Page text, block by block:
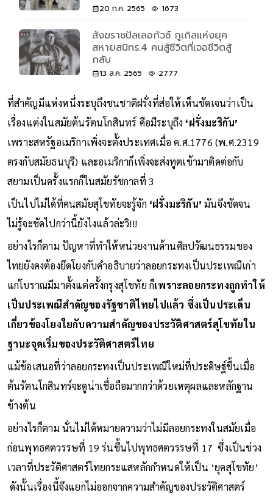
20 ก.ค. 2565 1673
สังฆราชปัลเลอกัวซ์ กูเกิลแห่งยุค
สหายสนิทร.4 คนสู้ชีวิตที่เจอชีวิตสู้
กลับ
13 ส.ค. 2565 2777
ที่สำคัญมีแห่งหนึ่งระบุถึงชนชาติฝรั่งที่ส่อให้เห็นชัดเจนว่าเป็น
เรื่องแต่งในสมัยต้นรัตนโกสินทร์ คือมีระบุถึง ‘ฝรั่งมะริกัน’
เพราะสหรัฐอเมริกาเพิ่งจะตั้งประเทศเมื่อ ค.ศ.1776 (พ.ศ.2319
ตรงกับสมัยธนบุรี) และอเมริกาก็เพิ่งจะส่งทูตเข้ามาติดต่อกับ
สยามเป็นครั้งแรกก็ในสมัยรัชกาลที่ 3
เป็นไปไม่ได้ที่คนสมัยสุโขทัยจะรู้จัก ‘ฝรั่งมะริกัน’ มันจึงชัดจน
ไม่รู้จะชัดไปกว่านี้ยังไงแล้วล่ะวิ!!!
อย่างไรก็ตาม ปัญหาที่ทำให้หน่วยงานด้านศิลปวัฒนธรรมของ
ไทยยังคงต้องยึดโยงกับคำอธิบายว่าลอยกระทงเป็นประเพณีเก่า
แก่โบราณมีมาตั้งแต่ครั้งกรุงสุโขทัย ก็เพราะลอยกระทงถูกทำให้
เป็นประเพณีสำคัญของรัฐชาติไทยไปแล้ว ซึ่งเป็นประเด็น
เกี่ยวข้องโยงใยกับความสำคัญของประวัติศาสตร์สุโขทัยใน
ฐานะจุดเริ่มของประวัติศาสตร์ไทย
แม้ข้อเสนอที่ว่าลอยกระทงเป็นประเพณีใหม่ที่ประดิษฐ์ขึ้นเมื่อ
ต้นรัตนโกสินทร์จะดูน่าเชื่อถือมากกว่าด้วยเหตุผลและหลักฐาน
ข้างต้น
อย่างไรก็ตาม นั่นไม่ได้หมายความว่าไม่มีลอยกระทงในสมัยเมื่อ
ก่อนพุทธศตวรรษที่ 19 ร่นขึ้นไปพุทธศตวรรษที่ 17 ซึ่งเป็นช่วง
เวลาที่ประวัติศาสตร์ไทยกระแสหลักกำหนดให้เป็น ‘ยุคสุโขทัย’
ดังนั้นเรื่องนี้จึงแยกไม่ออกจากความสำคัญของประวัติศาสตร์